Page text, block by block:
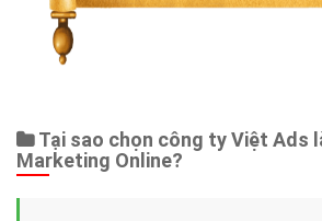
Tại sao chọn công ty Việt Ads
Marketing Online?